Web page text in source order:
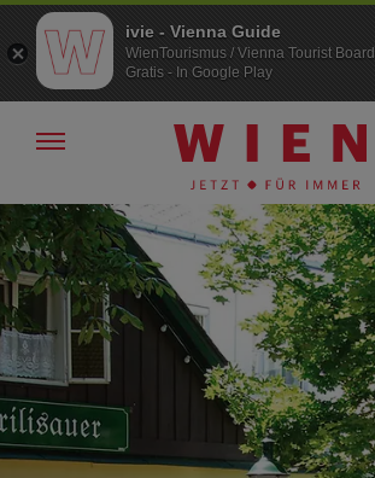
Zur
Navigation
Zum
Inhalt
Navigation
ivie - Vienna Guide
WienTourismus / Vienna Tourist Board
Gratis - In Google Play